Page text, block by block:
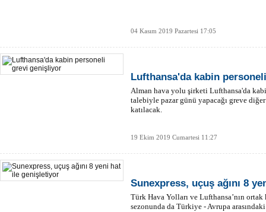
04 Kasım 2019 Pazartesi 17:05
Lufthansa'da kabin
Alman hava yolu şirketi Lufthansa'da
talebiyle pazar günü yapacağı greve
katılacak.
19 Ekim 2019 Cumartesi 11:27
Sunexpress, uçuş ağını 8
Türk Hava Yolları ve Lufthansa’nın
sezonunda da Türkiye - Avrupa